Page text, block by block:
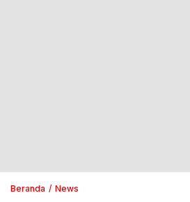
Beranda News